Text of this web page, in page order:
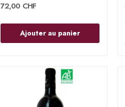
72,00 CHF
Ajouter au panier